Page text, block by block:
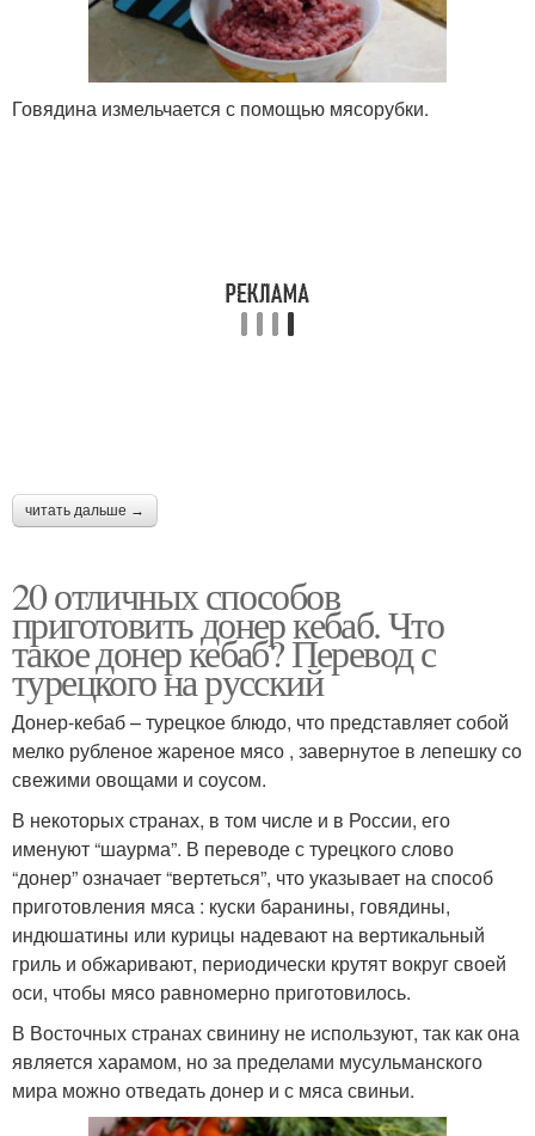
Люля-кебаб на
шампурах
Говядина измельчается с помощью мясорубки.
читать дальше →
20 отличных способов
приготовить донер кебаб. Что
такое донер кебаб? Перевод с
турецкого на русский
Донер-кебаб – турецкое блюдо, что представляет собой
мелко рубленое жареное мясо , завернутое в лепешку со
свежими овощами и соусом.
В некоторых странах, в том числе и в России, его
именуют “шаурма”. В переводе с турецкого слово
“донер” означает “вертеться”, что указывает на способ
приготовления мяса : куски баранины, говядины,
индюшатины или курицы надевают на вертикальный
гриль и обжаривают, периодически крутят вокруг своей
оси, чтобы мясо равномерно приготовилось.
В Восточных странах свинину не используют, так как она
является харамом, но за пределами мусульманского
мира можно отведать донер и с мяса свиньи.